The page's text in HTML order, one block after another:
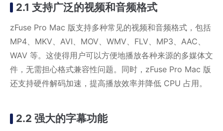
2.1 支持广泛的视频和音频格式
zFuse Pro Mac 版支持多种常见的视频和音频格式，包括
MP4、MKV、AVI、MOV、WMV、FLV、MP3、AAC、
WAV 等。这使得用户可以方便地播放各种来源的多媒体文
件，无需担心格式兼容性问题。同时，zFuse Pro Mac 版
还支持硬件解码加速，提高播放效率并降低 CPU 占用。
2.2 强大的字幕功能